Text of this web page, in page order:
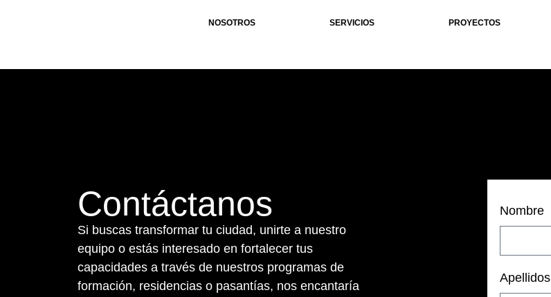
NOSOTROS SERVICIOS PROYECTOS
Contáctanos
Si buscas transformar tu ciudad, unirte a nuestro
equipo o estás interesado en fortalecer tus
capacidades a través de nuestros programas de
formación, residencias o pasantías, nos encantaría
Nombre
Apellidos